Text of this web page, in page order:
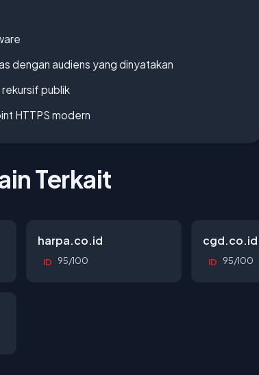
dengan audiens yang dinyatakan
rekursif publik
HTTPS modern
Terkait
harpa.co.id
ID 95/100
cgd.co.id
ID 95/100